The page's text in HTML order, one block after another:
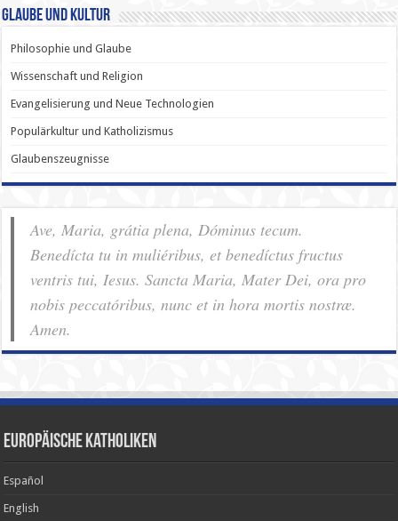
Glaube und Kultur
Philosophie und Glaube
Wissenschaft und Religion
Evangelisierung und Neue Technologien
Populärkultur und Katholizismus
Glaubenszeugnisse
Ave, Maria, grátia plena, Dóminus tecum.
Benedícta tu in muliéribus, et benedíctus fructus
ventris tui, Iesus. Sancta Maria, Mater Dei, ora pro
nobis pec­ca­tóribus, nunc et in hora mortis nostræ.
Amen.
Europäische Katholiken
Español
English